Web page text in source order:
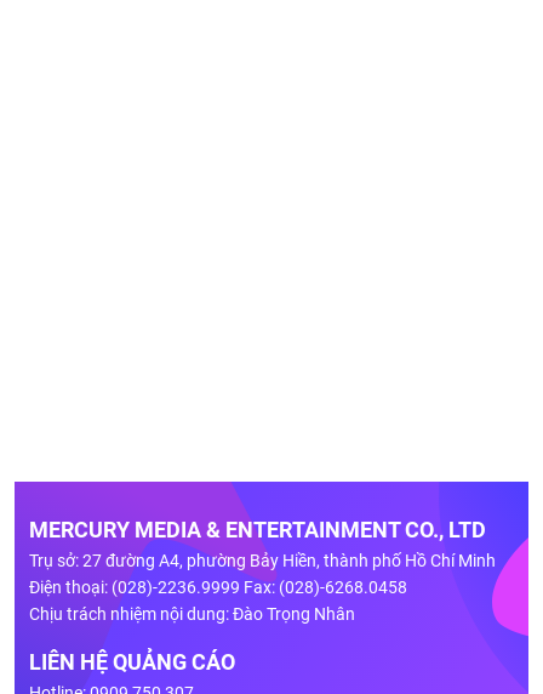
MERCURY MEDIA & ENTERTAINMENT CO., LTD
Trụ sở: 27 đường A4, phường Bảy Hiền, thành phố Hồ Chí Minh
Điện thoại: (028)-2236.9999 Fax: (028)-6268.0458
Chịu trách nhiệm nội dung: Đào Trọng Nhân
LIÊN HỆ QUẢNG CÁO